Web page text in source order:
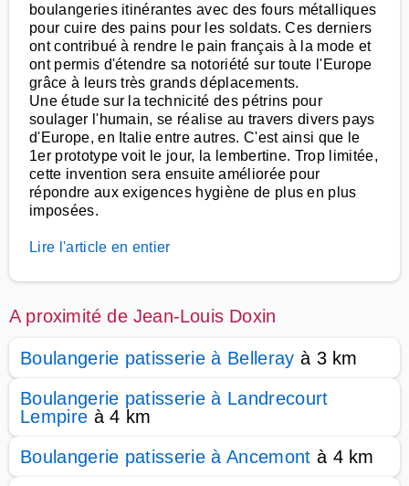
boulangeries itinérantes avec des fours métalliques
pour cuire des pains pour les soldats. Ces derniers
ont contribué à rendre le pain français à la mode et
ont permis d'étendre sa notoriété sur toute l'Europe
grâce à leurs très grands déplacements.
Une étude sur la technicité des pétrins pour
soulager l'humain, se réalise au travers divers pays
d'Europe, en Italie entre autres. C'est ainsi que le
1er prototype voit le jour, la lembertine. Trop limitée,
cette invention sera ensuite améliorée pour
répondre aux exigences hygiène de plus en plus
imposées.
Lire l'article en entier
A proximité de Jean-Louis Doxin
Boulangerie patisserie à Belleray à 3 km
Boulangerie patisserie à Landrecourt
Lempire à 4 km
Boulangerie patisserie à Ancemont à 4 km